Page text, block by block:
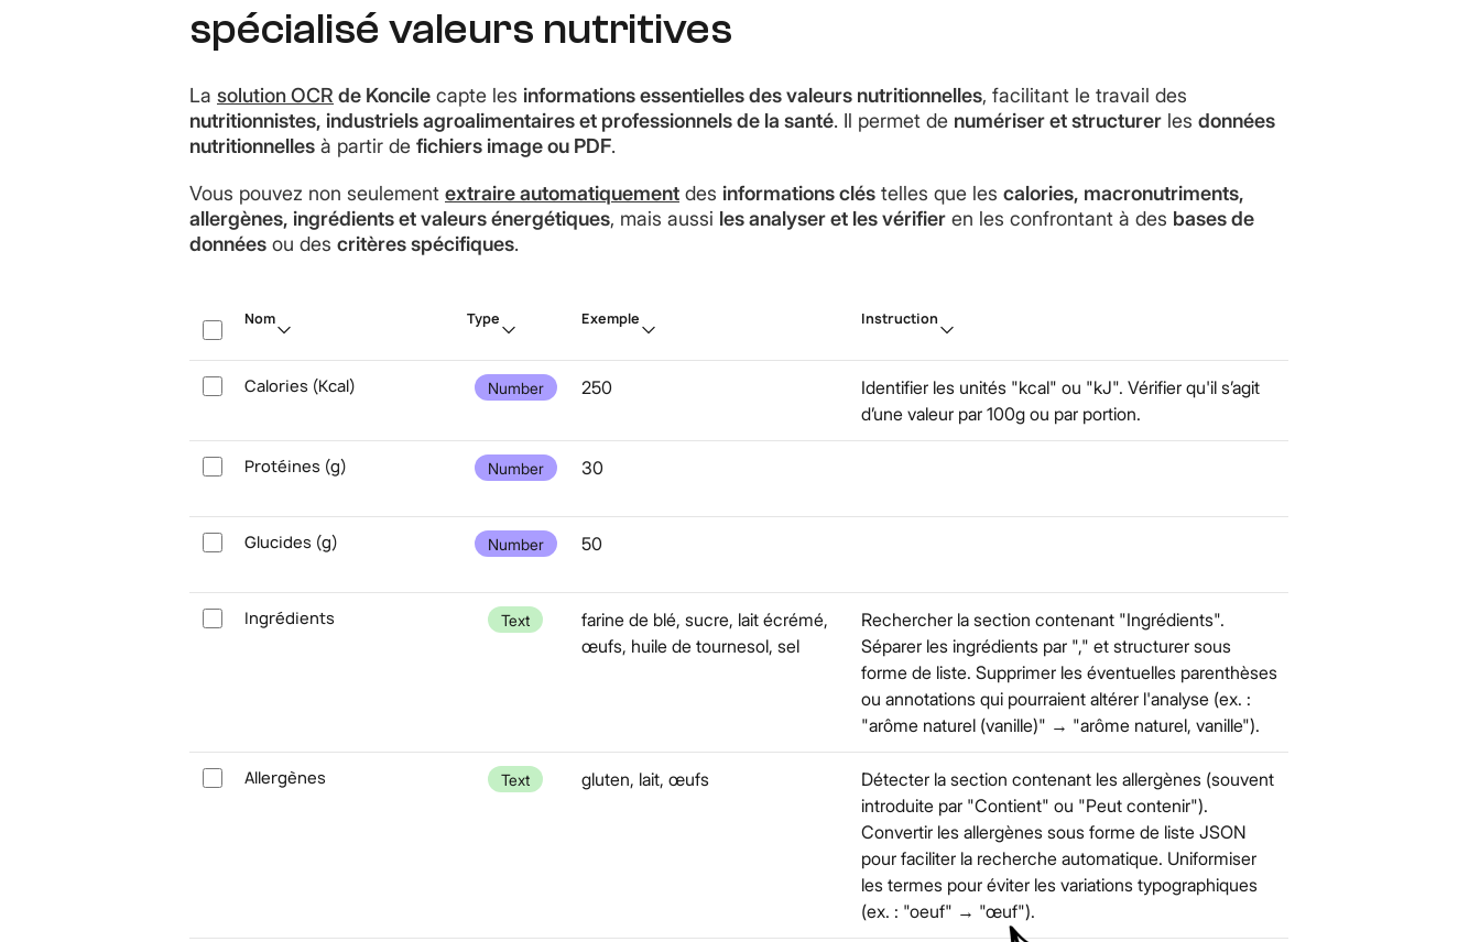
spécialisé valeurs nutritives
La solution OCR de Koncile capte les informations essentielles des valeurs nutritionnelles, facilitant le travail des
nutritionnistes, industriels agroalimentaires et professionnels de la santé. Il permet de numériser et structurer les données
nutritionnelles à partir de fichiers image ou PDF.
Vous pouvez non seulement extraire automatiquement des informations clés telles que les calories, macronutriments,
allergènes, ingrédients et valeurs énergétiques, mais aussi les analyser et les vérifier en les confrontant à des bases de
données ou des critères spécifiques.
Nom Type Exemple Instruction
Calories (Kcal) Number 250
Identifier les unités "kcal" ou "kJ". Vérifier qu'il s’agit
d’une valeur par 100g ou par portion.
Protéines (g) Number 30
Glucides (g) Number 50
Ingrédients Text
farine de blé, sucre, lait écrémé,
œufs, huile de tournesol, sel
Rechercher la section contenant "Ingrédients".
Séparer les ingrédients par "," et structurer sous
forme de liste. Supprimer les éventuelles parenthèses
ou annotations qui pourraient altérer l'analyse (ex. :
"arôme naturel (vanille)" → "arôme naturel, vanille").
Allergènes Text gluten, lait, œufs
Détecter la section contenant les allergènes (souvent
introduite par "Contient" ou "Peut contenir").
Convertir les allergènes sous forme de liste JSON
pour faciliter la recherche automatique. Uniformiser
les termes pour éviter les variations typographiques
(ex. : "oeuf" → "œuf").